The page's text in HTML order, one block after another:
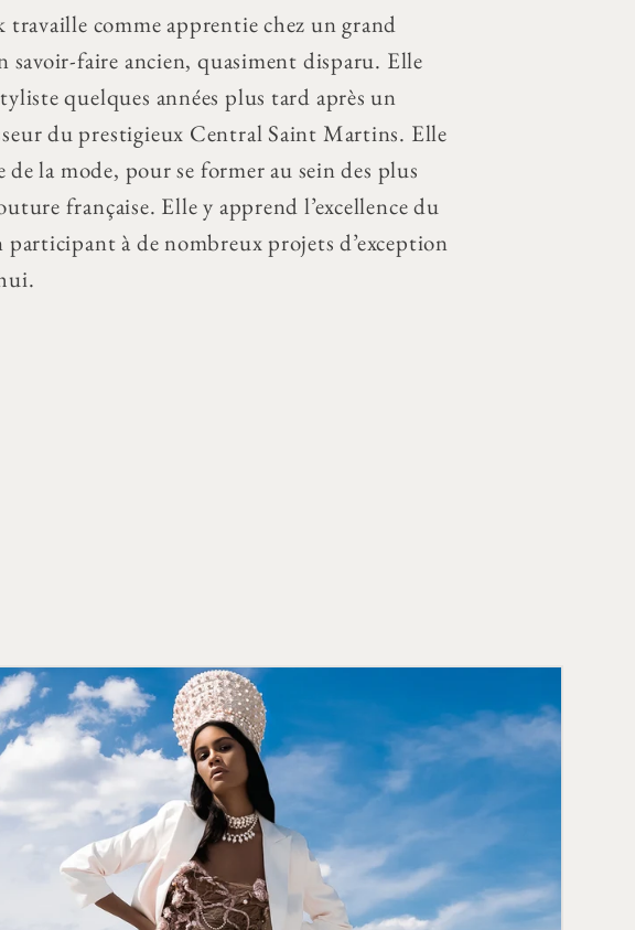
travaille comme apprentie chez un grand
faire ancien, quasiment disparu. Elle
quelques années plus tard après un
du prestigieux Central Saint Martins. Elle
de la mode, pour se former au sein des plus
française. Elle y apprend l’excellence du
à de nombreux projets d’exception